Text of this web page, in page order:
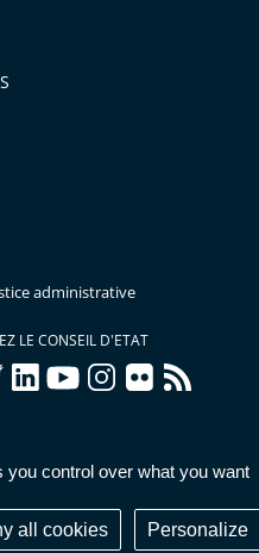
control over what you want
all cookies Personalize
administrative
LE CONSEIL D'ETAT
linkedInyoutubeinstagram
flickr rss
Données
-Accessibilité :